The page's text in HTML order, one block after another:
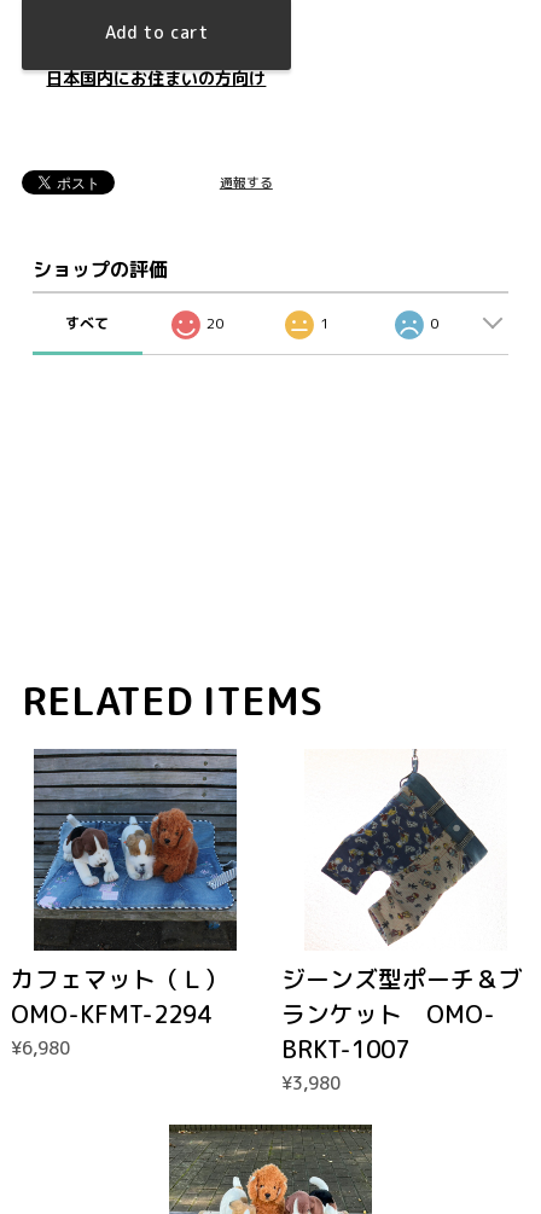
Add to cart
日本国内にお住まいの方向け
通報する
ショップの評価
すべて 20 1 0
RELATED ITEMS
カフェマット（Ｌ）
OMO-KFMT-2294
¥6,980
ジーンズ型ポーチ＆ブ
ランケット OMO-
BRKT-1007
¥3,980